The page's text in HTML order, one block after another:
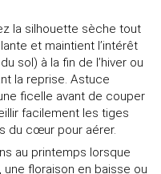
la silhouette sèche tout
et maintient l’intérêt
sol) à la fin de l’hiver ou
la reprise. Astuce
ficelle avant de couper
facilement les tiges
du cœur pour aérer.
au printemps lorsque
floraison en baisse ou